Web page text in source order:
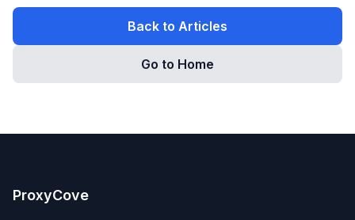
Back to Articles
Go to Home
ProxyCove